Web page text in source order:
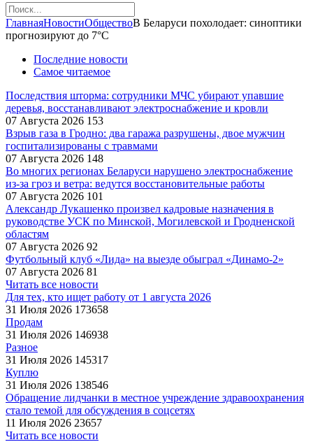
ГлавнаяНовостиОбществоВ Беларуси похолодает: синоптики
прогнозируют до 7°C
Последние новости
Самое читаемое
Последствия шторма: сотрудники МЧС убирают упавшие
деревья, восстанавливают электроснабжение и кровли
07 Августа 2026 153
Взрыв газа в Гродно: два гаража разрушены, двое мужчин
госпитализированы с травмами
07 Августа 2026 148
Во многих регионах Беларуси нарушено электроснабжение
из-за гроз и ветра: ведутся восстановительные работы
07 Августа 2026 101
Александр Лукашенко произвел кадровые назначения в
руководстве УСК по Минской, Могилевской и Гродненской
областям
07 Августа 2026 92
Футбольный клуб «Лида» на выезде обыграл «Динамо-2»
07 Августа 2026 81
Читать все новости
Для тех, кто ищет работу от 1 августа 2026
31 Июля 2026 173658
Продам
31 Июля 2026 146938
Разное
31 Июля 2026 145317
Куплю
31 Июля 2026 138546
Обращение лидчанки в местное учреждение здравоохранения
стало темой для обсуждения в соцсетях
11 Июля 2026 23657
Читать все новости